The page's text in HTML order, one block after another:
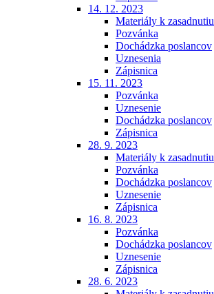
14. 12. 2023
Materiály k zasadnutiu
Pozvánka
Dochádzka poslancov
Uznesenia
Zápisnica
15. 11. 2023
Pozvánka
Uznesenie
Dochádzka poslancov
Zápisnica
28. 9. 2023
Materiály k zasadnutiu
Pozvánka
Dochádzka poslancov
Uznesenie
Zápisnica
16. 8. 2023
Pozvánka
Dochádzka poslancov
Uznesenie
Zápisnica
28. 6. 2023